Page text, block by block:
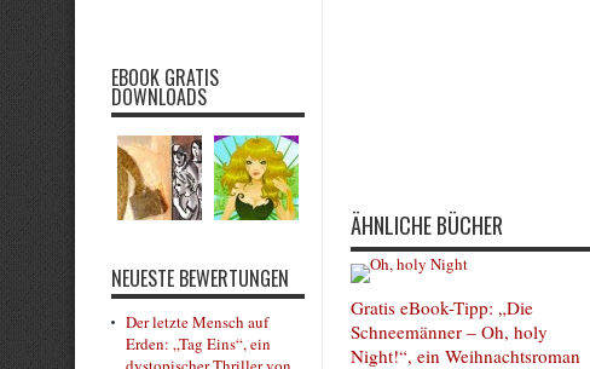
ÄHNLICHE BÜCHER
Gratis eBook-Tipp: „Die
Schneemänner – Oh, holy
Night!“, ein Weihnachtsroman
EBOOK GRATIS
DOWNLOADS
NEUESTE BEWERTUNGEN
Der letzte Mensch auf
Erden: „Tag Eins“, ein